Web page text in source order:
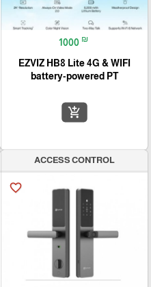
1000 ₪
EZVIZ HB8 Lite 4G & WIFI
battery-powered PT
add_shopping_cart
ACCESS CONTROL
favorite_border